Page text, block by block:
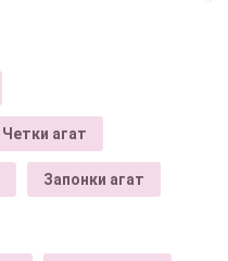
Четки агат
Запонки агат